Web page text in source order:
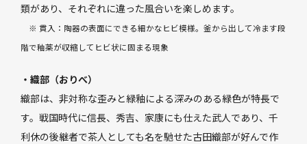
類があり、それぞれに違った風合いを楽しめます。
※ 貫入：陶器の表面にできる細かなヒビ模様。釜から出して冷ます段
階で釉薬が収縮してヒビ状に固まる現象
・織部（おりべ）
織部は、非対称な歪みと緑釉による深みのある緑色が特長で
す。戦国時代に信長、秀吉、家康にも仕えた武人であり、千
利休の後継者で茶人としても名を馳せた古田織部が好んで作